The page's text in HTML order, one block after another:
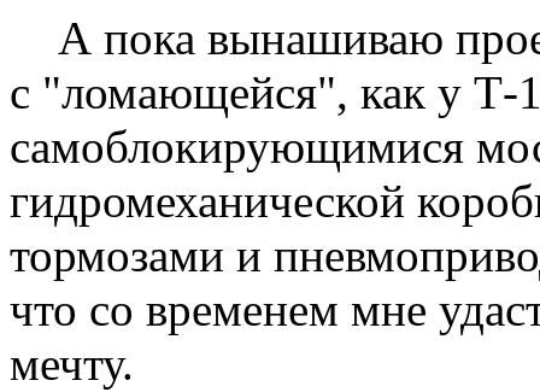
А пока вынашиваю
с "ломающейся", как у Т-
самоблокирующимися
гидромеханической
тормозами и
что со временем мне
мечту.